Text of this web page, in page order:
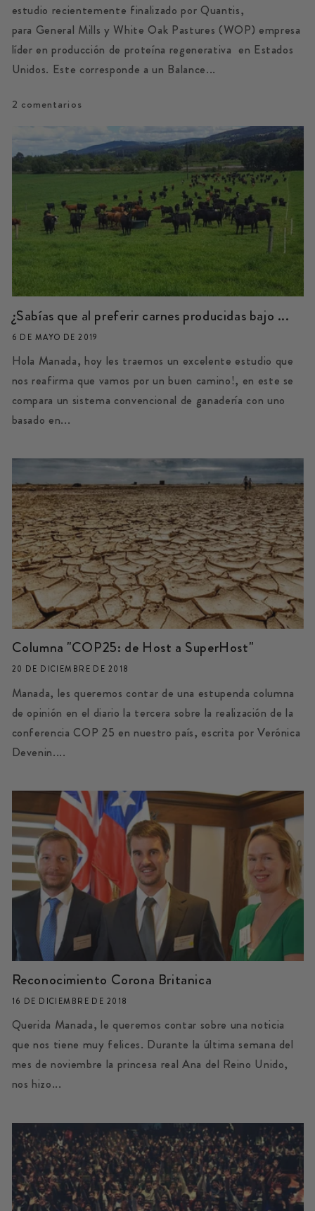
estudio recientemente finalizado por Quantis,
para General Mills y White Oak Pastures (WOP) empresa
líder en producción de proteína regenerativa en Estados
Unidos. Este corresponde a un Balance...
2 comentarios
¿Sabías que al preferir carnes producidas bajo ...
6 DE MAYO DE 2019
Hola Manada, hoy les traemos un excelente estudio que
nos reafirma que vamos por un buen camino!, en este se
compara un sistema convencional de ganadería con uno
basado en...
Columna "COP25: de Host a SuperHost"
20 DE DICIEMBRE DE 2018
Manada, les queremos contar de una estupenda columna
de opinión en el diario la tercera sobre la realización de la
conferencia COP 25 en nuestro país, escrita por Verónica
Devenin....
Reconocimiento Corona Britanica
16 DE DICIEMBRE DE 2018
Querida Manada, le queremos contar sobre una noticia
que nos tiene muy felices. Durante la última semana del
mes de noviembre la princesa real Ana del Reino Unido,
nos hizo...